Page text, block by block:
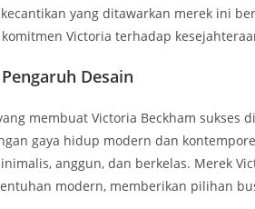
yang ditawarkan merek ini
Victoria terhadap
Desain
membuat Victoria Beckham
gaya hidup modern dan
anggun, dan berkelas. Merek
modern, memberikan pilihan